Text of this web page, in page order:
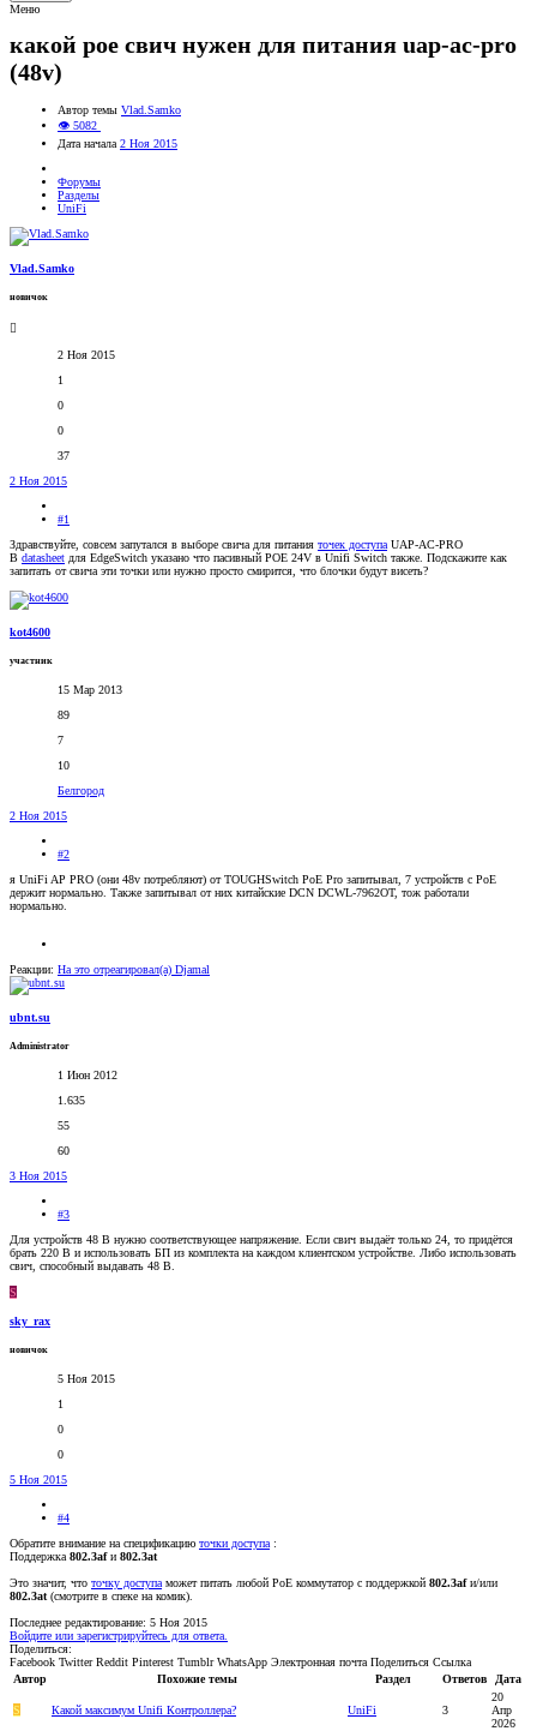
Меню
какой poe свич нужен для питания uap-ac-pro
(48v)
Автор темы Vlad.Samko
👁 5082
Дата начала 2 Ноя 2015
Форумы
Разделы
UniFi
Vlad.Samko
новичок
2 Ноя 2015
1
0
0
37
2 Ноя 2015
#1
Здравствуйте, совсем запутался в выборе свича для питания точек доступа UAP-AC-PRO
В datasheet для EdgeSwitch указано что пасивный POE 24V в Unifi Switch также. Подскажите как
запитать от свича эти точки или нужно просто смирится, что блочки будут висеть?
kot4600
участник
15 Мар 2013
89
7
10
Белгород
2 Ноя 2015
#2
я UniFi AP PRO (они 48v потребляют) от TOUGHSwitch PoE Pro запитывал, 7 устройств с PoE
держит нормально. Также запитывал от них китайскиe DCN DCWL-7962OT, тож работали
нормально.
Реакции: На это отреагировал(а) Djamal
ubnt.su
Administrator
1 Июн 2012
1.635
55
60
3 Ноя 2015
#3
Для устройств 48 В нужно соответствующее напряжение. Если свич выдаёт только 24, то придётся
брать 220 В и использовать БП из комплекта на каждом клиентском устройстве. Либо использовать
свич, способный выдавать 48 В.
S
sky_rax
новичок
5 Ноя 2015
1
0
0
5 Ноя 2015
#4
Обратите внимание на спецификацию точки доступа :
Поддержка 802.3afи 802.3at
Это значит, что точку доступа может питать любой PoE коммутатор с поддержкой 802.3afи/или
802.3at (смотрите в спеке на комик).
Последнее редактирование: 5 Ноя 2015
Войдите или зарегистрируйтесь для ответа.
Поделиться:
Facebook Twitter Reddit Pinterest Tumblr WhatsApp Электронная почта Поделиться Ссылка
Автор
Похожие темы Раздел Ответов Дата
S Какой максимум Unifi Контроллера? UniFi 3
20
Апр
2026